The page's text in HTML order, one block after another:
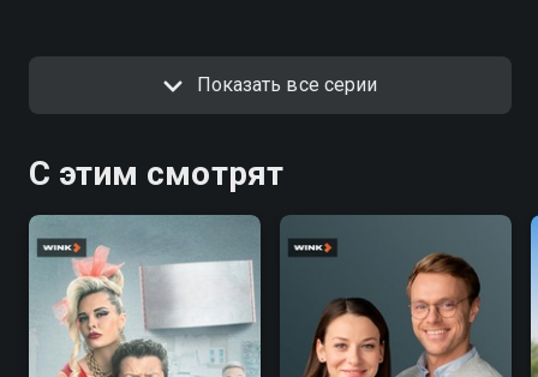
Показать все серии
С этим смотрят